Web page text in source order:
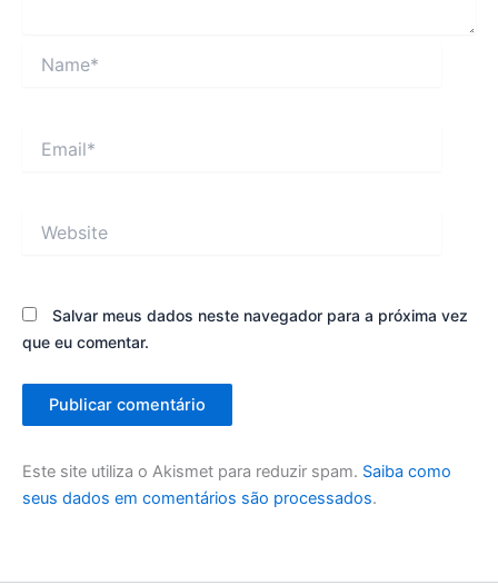
Salvar meus dados neste navegador para a próxima vez
que eu comentar.
Este site utiliza o Akismet para reduzir spam. Saiba como
seus dados em comentários são processados.